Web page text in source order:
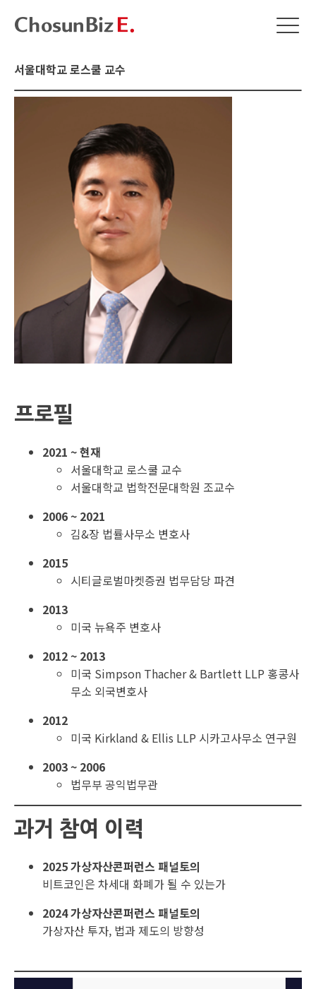
서울대학교 로스쿨 교수
프로필
2021 ~ 현재
서울대학교 로스쿨 교수
서울대학교 법학전문대학원 조교수
2006 ~ 2021
김&장 법률사무소 변호사
2015
시티글로벌마켓증권 법무담당 파견
2013
미국 뉴욕주 변호사
2012 ~ 2013
미국 Simpson Thacher & Bartlett LLP 홍콩사
무소 외국변호사
2012
미국 Kirkland & Ellis LLP 시카고사무소 연구원
2003 ~ 2006
법무부 공익법무관
과거 참여 이력
2025 가상자산콘퍼런스 패널토의
비트코인은 차세대 화폐가 될 수 있는가
2024 가상자산콘퍼런스 패널토의
가상자산 투자, 법과 제도의 방향성